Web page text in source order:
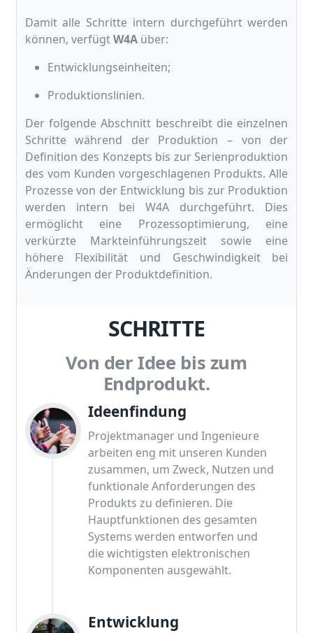
Damit alle Schritte intern durchgeführt werden
können, verfügtW4Aüber:
Entwicklungseinheiten;
Produktionslinien.
Der folgende Abschnitt beschreibt die einzelnen
Schritte während der Produktion – von der
Definition des Konzepts bis zur Serienproduktion
des vom Kunden vorgeschlagenen Produkts. Alle
Prozesse von der Entwicklung bis zur Produktion
werden intern bei W4A durchgeführt. Dies
ermöglicht eine Prozessoptimierung, eine
verkürzte Markteinführungszeit sowie eine
höhere Flexibilität und Geschwindigkeit bei
Änderungen der Produktdefinition.
SCHRITTE
Von der Idee bis zum
Endprodukt.
Ideenfindung
Projektmanager und Ingenieure
arbeiten eng mit unseren Kunden
zusammen, um Zweck, Nutzen und
funktionale Anforderungen des
Produkts zu definieren. Die
Hauptfunktionen des gesamten
Systems werden entworfen und
die wichtigsten elektronischen
Komponenten ausgewählt.
Entwicklung